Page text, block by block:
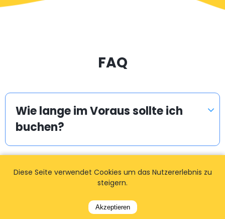
FAQ
Wie lange im Voraus sollte ich
buchen?
Wie erhalte ich das Angebot /
den Fahrpreis?
Diese Seite verwendet Cookies um das Nutzererlebnis zu
steigern.
Akzeptieren